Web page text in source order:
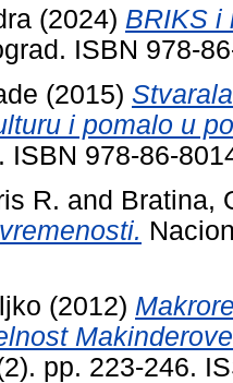
(2024) BRIKS i
ISBN 978-
(2015)
i pomalo u
ISBN 978-86-
R. and Bratina,
(2012)
pp. 223-246.